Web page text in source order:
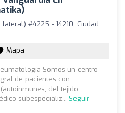
lateral) #4225 - 14210, Ciudad
Mapa
Somos un centro
de pacientes con
del tejido
subespecializ... Seguir